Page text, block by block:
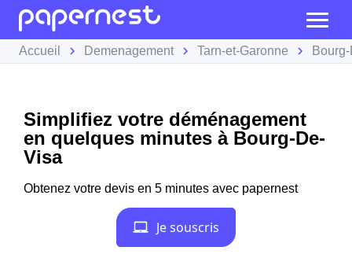
Accueil Demenagement Tarn-et-Garonne